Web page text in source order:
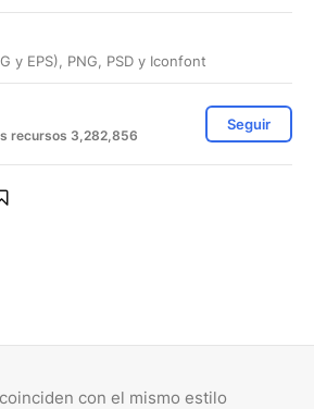
y EPS), PNG, PSD y Iconfont
recursos 3,282,856
Seguir
con el mismo estilo